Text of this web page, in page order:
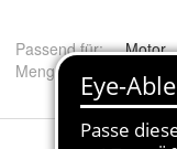
Passend für:
Motor
Menge
300 mL